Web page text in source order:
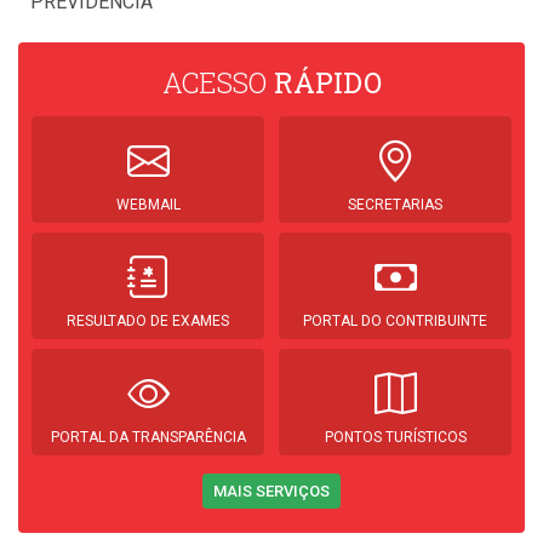
ACESSO RÁPIDO
WEBMAIL SECRETARIAS
RESULTADO DE EXAMES PORTAL DO CONTRIBUINTE
PORTAL DA TRANSPARÊNCIA PONTOS TURÍSTICOS
MAIS SERVIÇOS